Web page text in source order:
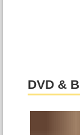
DVD &